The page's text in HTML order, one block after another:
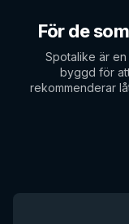
För de
Spotalike är
byggd för
rekommenderar